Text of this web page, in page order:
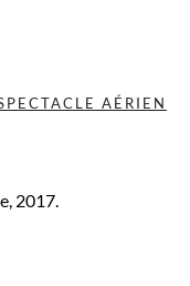
AÉRIEN
2017.